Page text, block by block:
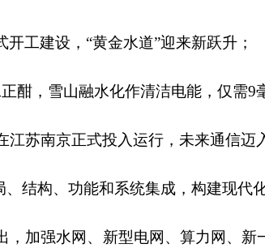
工建设，“黄金水道”迎来新跃升；
酣，雪山融水化作清洁电能，仅需9
江苏南京正式投入运行，未来通信
结构、功能和系统集成，构建现代
，加强水网、新型电网、算力网、新